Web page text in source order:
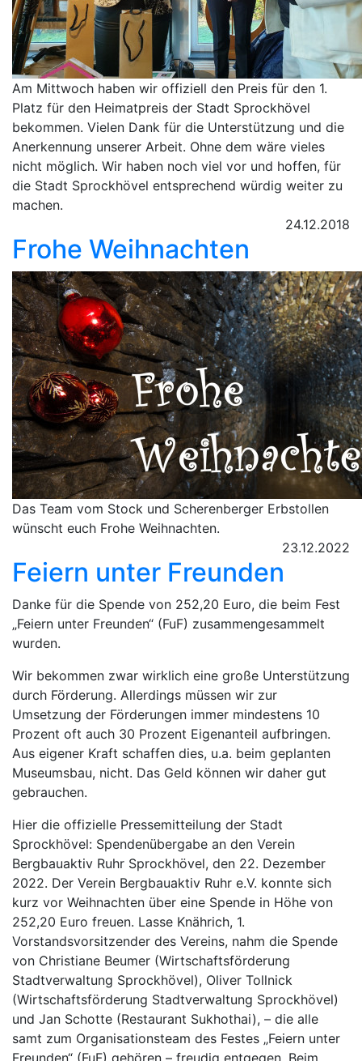
Am Mittwoch haben wir offiziell den Preis für den 1.
Platz für den Heimatpreis der Stadt Sprockhövel
bekommen. Vielen Dank für die Unterstützung und die
Anerkennung unserer Arbeit. Ohne dem wäre vieles
nicht möglich. Wir haben noch viel vor und hoffen, für
die Stadt Sprockhövel entsprechend würdig weiter zu
machen.
24.12.2018
Frohe Weihnachten
Das Team vom Stock und Scherenberger Erbstollen
wünscht euch Frohe Weihnachten.
23.12.2022
Feiern unter Freunden
Danke für die Spende von 252,20 Euro, die beim Fest
„Feiern unter Freunden“ (FuF) zusammengesammelt
wurden.
Wir bekommen zwar wirklich eine große Unterstützung
durch Förderung. Allerdings müssen wir zur
Umsetzung der Förderungen immer mindestens 10
Prozent oft auch 30 Prozent Eigenanteil aufbringen.
Aus eigener Kraft schaffen dies, u.a. beim geplanten
Museumsbau, nicht. Das Geld können wir daher gut
gebrauchen.
Hier die offizielle Pressemitteilung der Stadt
Sprockhövel: Spendenübergabe an den Verein
Bergbauaktiv Ruhr Sprockhövel, den 22. Dezember
2022. Der Verein Bergbauaktiv Ruhr e.V. konnte sich
kurz vor Weihnachten über eine Spende in Höhe von
252,20 Euro freuen. Lasse Knährich, 1.
Vorstandsvorsitzender des Vereins, nahm die Spende
von Christiane Beumer (Wirtschaftsförderung
Stadtverwaltung Sprockhövel), Oliver Tollnick
(Wirtschaftsförderung Stadtverwaltung Sprockhövel)
und Jan Schotte (Restaurant Sukhothai), – die alle
samt zum Organisationsteam des Festes „Feiern unter
Freunden“ (FuF) gehören – freudig entgegen. Beim